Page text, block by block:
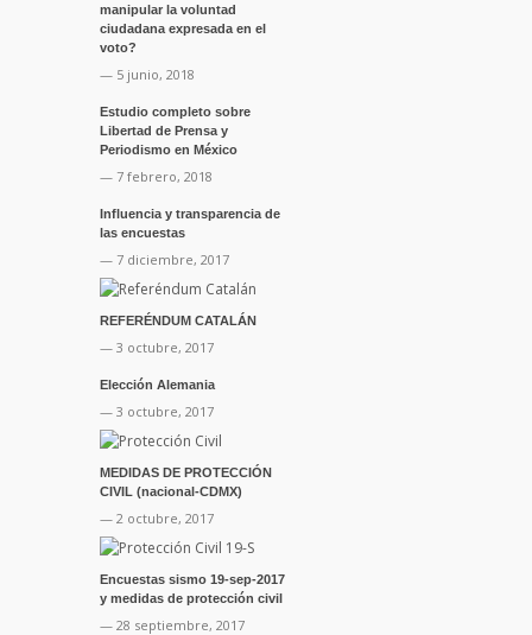
manipular la voluntad
ciudadana expresada en el
voto?
— 5 junio, 2018
Estudio completo sobre
Libertad de Prensa y
Periodismo en México
— 7 febrero, 2018
Influencia y transparencia de
las encuestas
— 7 diciembre, 2017
REFERÉNDUM CATALÁN
— 3 octubre, 2017
Elección Alemania
— 3 octubre, 2017
MEDIDAS DE PROTECCIÓN
CIVIL (nacional-CDMX)
— 2 octubre, 2017
Encuestas sismo 19-sep-2017
y medidas de protección civil
— 28 septiembre, 2017